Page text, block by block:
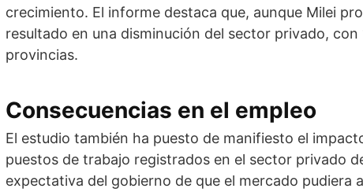
crecimiento. El informe destaca que, aunque Milei
resultado en una disminución del sector privado,
provincias.
Consecuencias en el empleo
El estudio también ha puesto de manifiesto el
puestos de trabajo registrados en el sector privado
expectativa del gobierno de que el mercado pudiera